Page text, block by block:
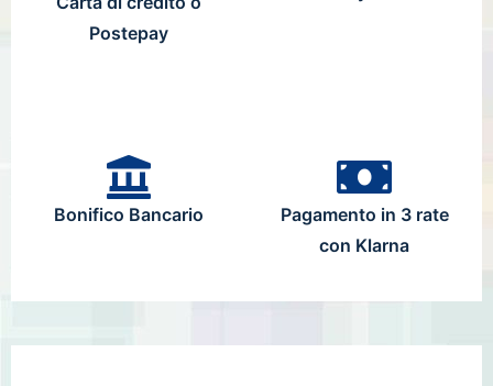
Postepay
Bonifico Bancario
Pagamento in 3 rate
con Klarna